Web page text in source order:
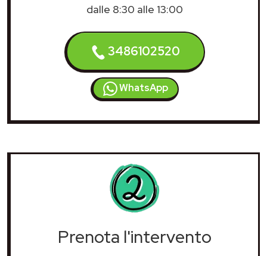
dalle 8:30 alle 13:00
3486102520
WhatsApp
Prenota l'intervento